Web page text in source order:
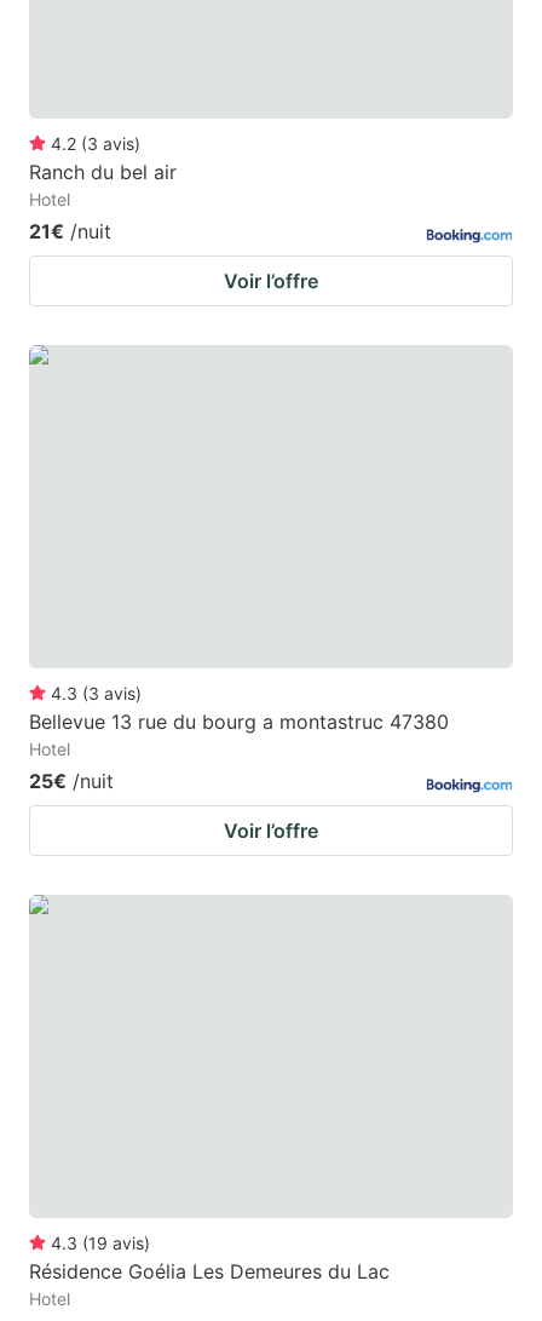
4.2 (3 avis)
Ranch du bel air
Hotel
21€ /nuit
Voir l’offre
4.3 (3 avis)
Bellevue 13 rue du bourg a montastruc 47380
Hotel
25€ /nuit
Voir l’offre
4.3 (19 avis)
Résidence Goélia Les Demeures du Lac
Hotel